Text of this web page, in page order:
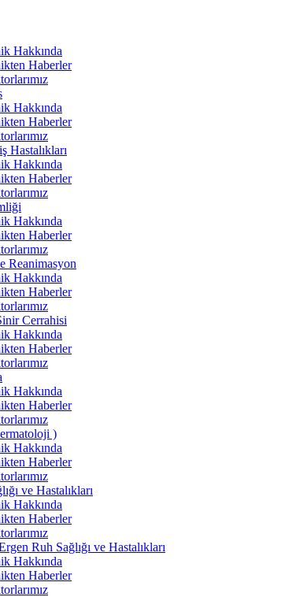
Hakkında
Haberler
Hakkında
Haberler
Hastalıkları
Hakkında
Haberler
Hakkında
Haberler
Reanimasyon
Hakkında
Haberler
Cerrahisi
Hakkında
Haberler
Hakkında
Haberler
)
Hakkında
Haberler
ve Hastalıkları
Hakkında
Haberler
Ruh Sağlığı ve Hastalıkları
Hakkında
Haberler